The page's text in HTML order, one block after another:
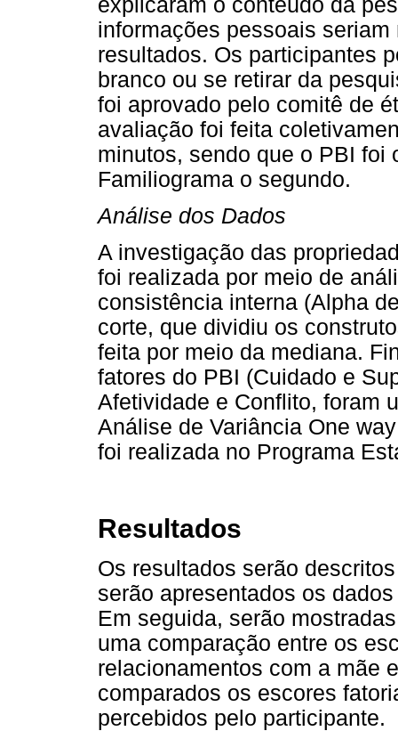
informações pessoais
resultados. Os participantes
branco ou se retirar da
foi aprovado pelo comitê de
avaliação foi feita
minutos, sendo que o PBI foi
Familiograma o segundo.
Análise dos Dados
A investigação das
foi realizada por meio de
consistência interna (Alpha
corte, que dividiu os
feita por meio da mediana.
fatores do PBI (Cuidado e
Afetividade e Conflito, foram
Análise de Variância One
foi realizada no Programa
Resultados
Os resultados serão
serão apresentados os
Em seguida, serão
uma comparação entre os
relacionamentos com a mãe
comparados os escores
percebidos pelo participante.